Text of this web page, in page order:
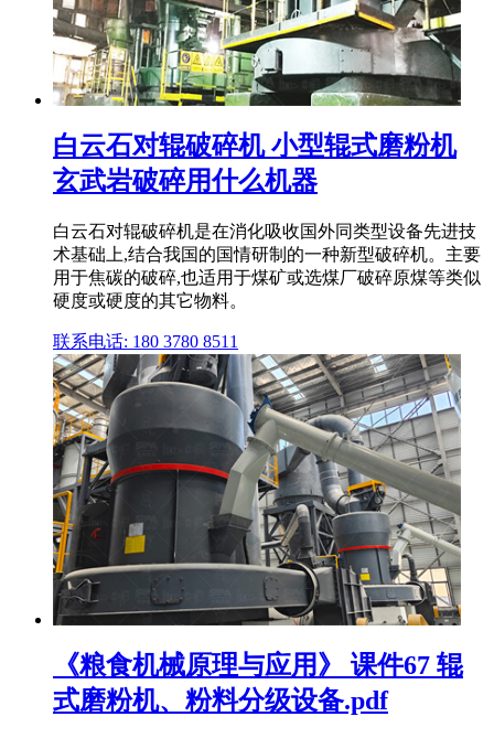
白云石对辊破碎机 小型辊式磨粉机
玄武岩破碎用什么机器
白云石对辊破碎机是在消化吸收国外同类型设备先进技
术基础上,结合我国的国情研制的一种新型破碎机。主要
用于焦碳的破碎,也适用于煤矿或选煤厂破碎原煤等类似
硬度或硬度的其它物料。
联系电话: 180 3780 8511
《粮食机械原理与应用》 课件67 辊
式磨粉机、粉料分级设备.pdf